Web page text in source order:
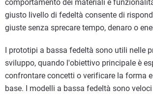
comportamento dei materiali e
giusto livello di fedeltà consente di
giuste senza sprecare tempo, denaro o
I prototipi a bassa fedeltà sono utili nelle
sviluppo, quando l'obiettivo principale è
confrontare concetti o verificare la forma
base. I modelli a bassa fedeltà sono